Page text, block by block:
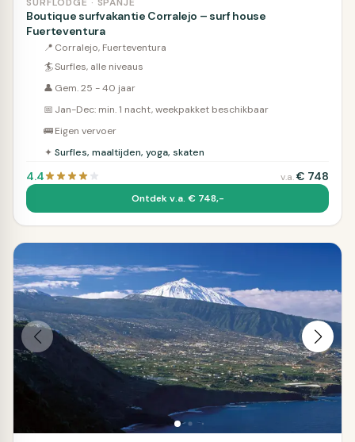
Boutique surfvakantie Corralejo – surf house
Fuerteventura
📍 Corralejo, Fuerteventura
🏄Surfles, alle niveaus
👤 Gem. 25 - 40 jaar
📅 Jan-Dec: min. 1 nacht, weekpakket beschikbaar
🚌Eigen vervoer
✦ Surfles, maaltijden, yoga, skaten
4.4 v.a.€ 748
Ontdek v.a. € 748,-